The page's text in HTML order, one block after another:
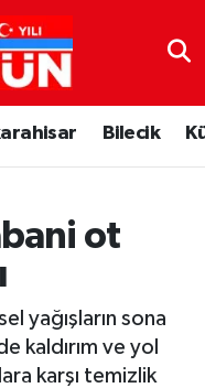
Bilecik
ot
yağışların sona
kaldırım ve yol
karşı temizlik
Fikstür